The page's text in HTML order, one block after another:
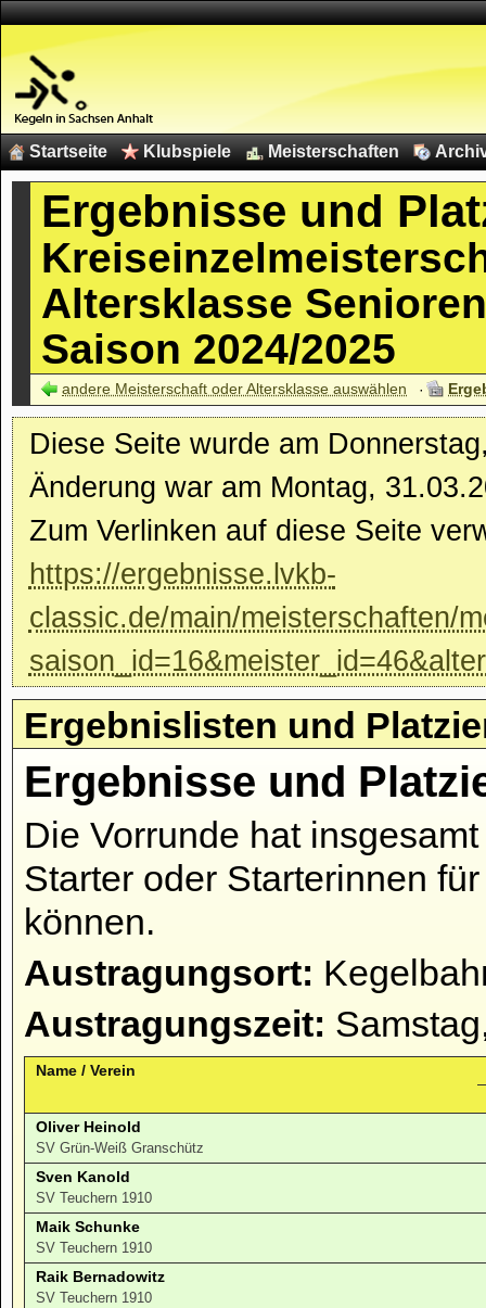
Startseite Klubspiele Meisterschaften
Ergebnisse und
Altersklasse
Saison 2024/2025
andere Meisterschaft oder Altersklasse auswählen
Diese Seite wurde am
Änderung war am Montag,
Zum Verlinken auf diese Seite
https://ergebnisse.lvkb-
classic.de/main/meisterschaften/
Ergebnislisten und
Ergebnisse und
Die Vorrunde hat
Starter oder Starterinnen
können.
Austragungsort:
Austragungszeit:
Name / Verein
Oliver Heinold
SV Grün-Weiß Granschütz
Sven Kanold
SV Teuchern 1910
Maik Schunke
SV Teuchern 1910
Raik Bernadowitz
SV Teuchern 1910